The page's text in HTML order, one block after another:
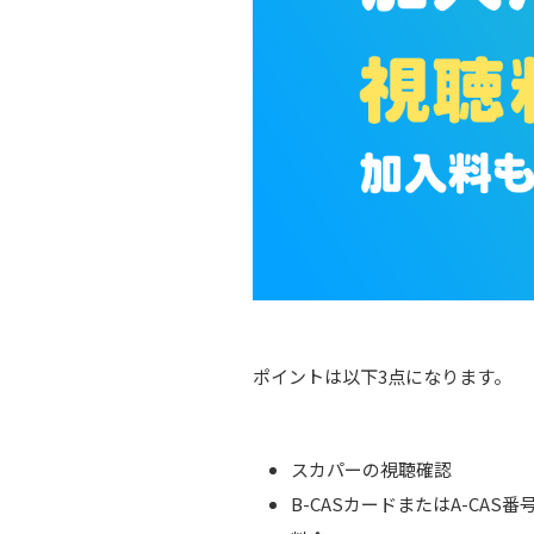
ポイントは以下3点になります。
スカパーの視聴確認
B-CASカードまたはA-CAS番